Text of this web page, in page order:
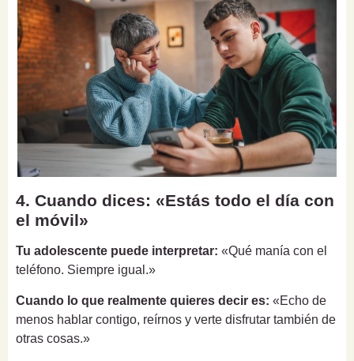
4. Cuando dices: «Estás todo el día con
el móvil»
Tu adolescente puede interpretar: «Qué manía con el
teléfono. Siempre igual.»
Cuando lo que realmente quieres decir es: «Echo de
menos hablar contigo, reírnos y verte disfrutar también de
otras cosas.»